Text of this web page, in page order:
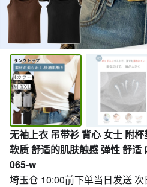
无袖上衣 吊带衫 背心 女士 附
软质 舒适的肌肤触感 弹性 舒适
065-w
埼玉仓 10:00前下单当日发送